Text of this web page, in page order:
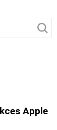
Apple